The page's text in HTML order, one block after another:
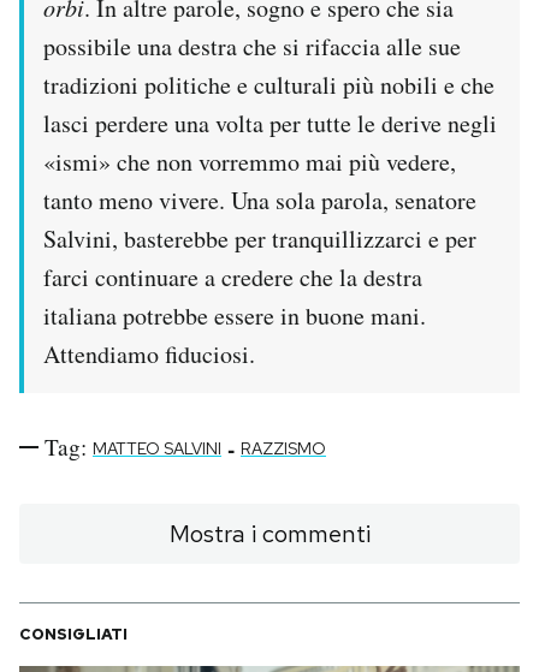
orbi. In altre parole, sogno e spero che sia
possibile una destra che si rifaccia alle sue
tradizioni politiche e culturali più nobili e che
lasci perdere una volta per tutte le derive negli
«ismi» che non vorremmo mai più vedere,
tanto meno vivere. Una sola parola, senatore
Salvini, basterebbe per tranquillizzarci e per
farci continuare a credere che la destra
italiana potrebbe essere in buone mani.
Attendiamo fiduciosi.
Tag: MATTEO SALVINI - RAZZISMO
Mostra i commenti
CONSIGLIATI